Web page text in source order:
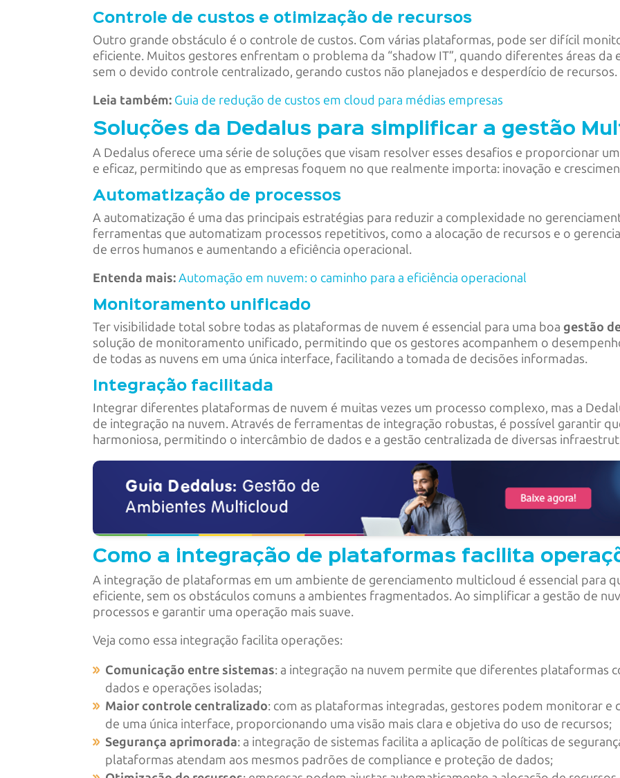
Controle de custos e otimização de recursos
Outro grande obstáculo é o controle de custos. Com várias plataformas, pode ser difícil
eficiente. Muitos gestores enfrentam o problema da “shadow IT”, quando diferentes áreas da
sem o devido controle centralizado, gerando custos não planejados e desperdício de recursos.
Leia também: Guia de redução de custos em cloud para médias empresas
Soluções da Dedalus para simplificar a gestão
A Dedalus oferece uma série de soluções que visam resolver esses desafios e proporcionar
e eficaz, permitindo que as empresas foquem no que realmente importa: inovação e
Automatização de processos
A automatização é uma das principais estratégias para reduzir a complexidade no
ferramentas que automatizam processos repetitivos, como a alocação de recursos e o
de erros humanos e aumentando a eficiência operacional.
Entenda mais:Automação em nuvem: o caminho para a eficiência operacional
Monitoramento unificado
Ter visibilidade total sobre todas as plataformas de nuvem é essencial para uma boa gestão
solução de monitoramento unificado, permitindo que os gestores acompanhem o
de todas as nuvens em uma única interface, facilitando a tomada de decisões informadas.
Integração facilitada
Integrar diferentes plataformas de nuvem é muitas vezes um processo complexo, mas a
de integração na nuvem. Através de ferramentas de integração robustas, é possível garantir
harmoniosa, permitindo o intercâmbio de dados e a gestão centralizada de diversas
Como a integração de plataformas facilita
A integração de plataformas em um ambiente de gerenciamento multicloud é essencial para
eficiente, sem os obstáculos comuns a ambientes fragmentados. Ao simplificar a gestão de
processos e garantir uma operação mais suave.
Veja como essa integração facilita operações:
Comunicação entre sistemas: a integração na nuvem permite que diferentes plataformas
dados e operações isoladas;
Maior controle centralizado: com as plataformas integradas, gestores podem monitorar
de uma única interface, proporcionando uma visão mais clara e objetiva do uso de recursos;
Segurança aprimorada: a integração de sistemas facilita a aplicação de políticas de
plataformas atendam aos mesmos padrões de compliance e proteção de dados;